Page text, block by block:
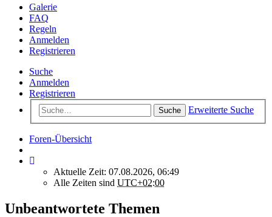
Galerie
FAQ
Regeln
Anmelden
Registrieren
Suche
Anmelden
Registrieren
Suche Erweiterte Suche
Foren-Übersicht
Aktuelle Zeit: 07.08.2026, 06:49
Alle Zeiten sind UTC+02:00
Unbeantwortete Themen